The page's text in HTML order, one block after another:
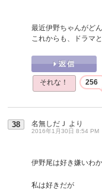
最近伊野ちゃんがど
これからも、ドラマ
それな！ 256
38 名無しだＪ より
2016年1月30日 8:54 PM
伊野尾は好き嫌いわ
私は好きだが